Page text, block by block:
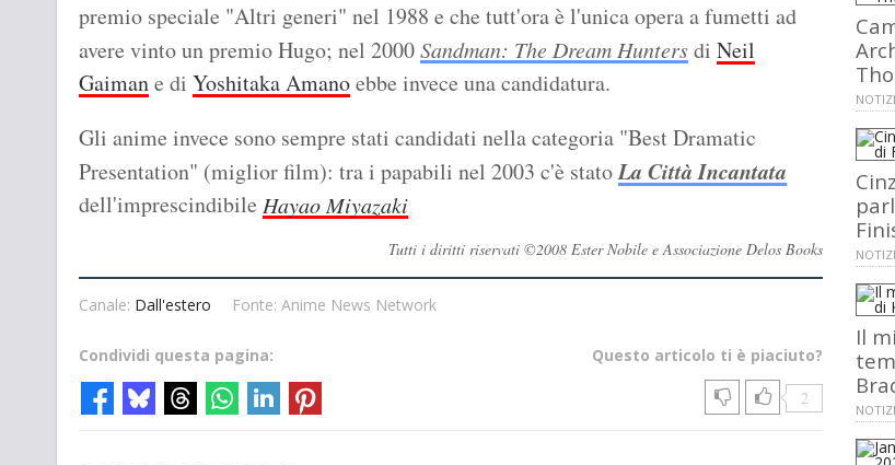
premio speciale "Altri generi" nel 1988 e che tutt'ora è l'unica opera a fumetti ad
avere vinto un premio Hugo; nel 2000Sandman: The Dream Huntersdi Neil
Gaimane di Yoshitaka Amanoebbe invece una candidatura.
Gli anime invece sono sempre stati candidati nella categoria "Best Dramatic
Presentation" (miglior film): tra i papabili nel 2003 c'è statoLa Città Incantata
dell'imprescindibile Hayao Miyazaki
Tutti i diritti riservati ©2008 Ester Nobile e Associazione Delos Books
Canale: Dall'estero Fonte: Anime News Network
Questo articolo ti è piaciuto?
2
Condividi questa pagina:
Il